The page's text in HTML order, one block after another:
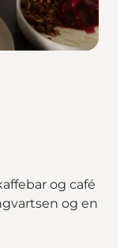
og café
og en